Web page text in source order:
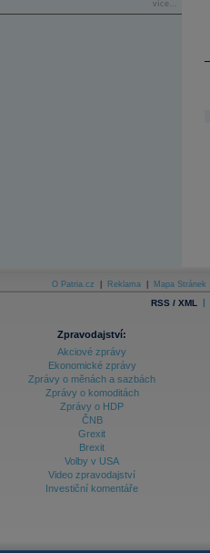
více...
O Patria.cz Reklama Mapa Stránek
RSS / XML |
Zpravodajství:
Akciové zprávy
Ekonomické zprávy
Zprávy o měnách a sazbách
Zprávy o komoditách
Zprávy o HDP
ČNB
Grexit
Brexit
Volby v USA
Video zpravodajství
Investiční komentáře